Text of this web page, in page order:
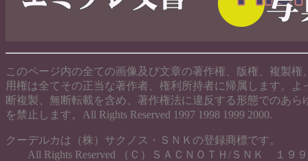
このページ内の全ての画像及び文章の著作権、版権、複製権
用権は全てその正当な著作者、権利所持者に帰属します。よ
断複製、無断転載を含め、著作権法に違反する形態でのあら
を禁止します。All Rights Reserved 1997 1998 1999 2000.
クーデルカは（株）サクノス・ＳＮＫの登録商標です。
All Rights Reserved （Ｃ）ＳＡＣＮＯＴＨ/ＳＮＫ １９